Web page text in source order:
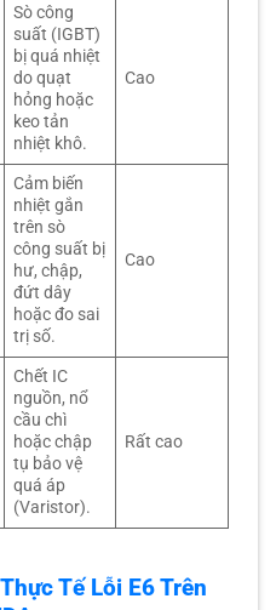
Sò công
suất (IGBT)
bị quá nhiệt
do quạt
hỏng hoặc
keo tản
nhiệt khô.
Cao
Cảm biến
nhiệt gắn
trên sò
công suất bị
hư, chập,
đứt dây
hoặc đo sai
trị số.
Cao
Chết IC
nguồn, nổ
cầu chì
hoặc chập
tụ bảo vệ
quá áp
(Varistor).
Rất cao
Tế Lỗi E6 Trên